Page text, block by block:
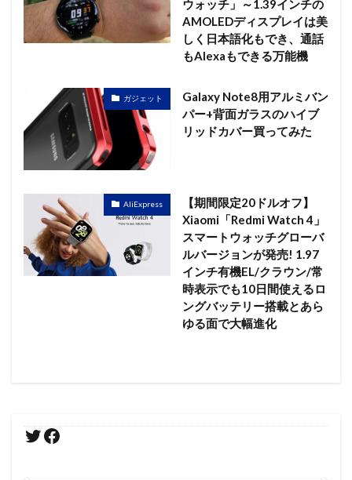
ウォッチ」～1.39インチの
AMOLEDディスプレイは美
しく日本語化もでき、通話
もAlexaもできる万能機
ガジェット
Galaxy Note8用アルミバン
パー+背面ガラスのハイブ
リッドカバー買ってみた
AliExpress
【期間限定20ドルオフ】
Xiaomi「Redmi Watch 4」
スマートウォッチグローバ
ルバージョンが発売! 1.97
インチ有機EL/クラウン/常
時表示でも10日間使えるロ
ングバッテリー搭載とあら
ゆる面で大幅進化